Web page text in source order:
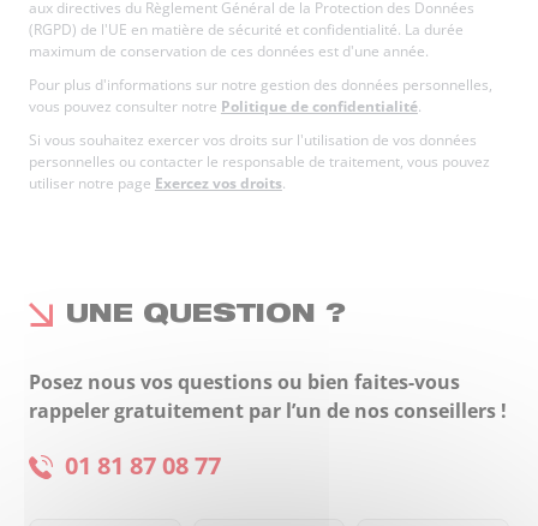
aux directives du Règlement Général de la Protection des Données
(RGPD) de l'UE en matière de sécurité et confidentialité. La durée
maximum de conservation de ces données est d'une année.
Pour plus d'informations sur notre gestion des données personnelles,
vous pouvez consulter notre Politique de confidentialité.
Si vous souhaitez exercer vos droits sur l'utilisation de vos données
personnelles ou contacter le responsable de traitement, vous pouvez
utiliser notre page Exercez vos droits.
UNE QUESTION ?
Posez nous vos questions ou bien faites-vous
rappeler gratuitement par l’un de nos conseillers !
01 81 87 08 77